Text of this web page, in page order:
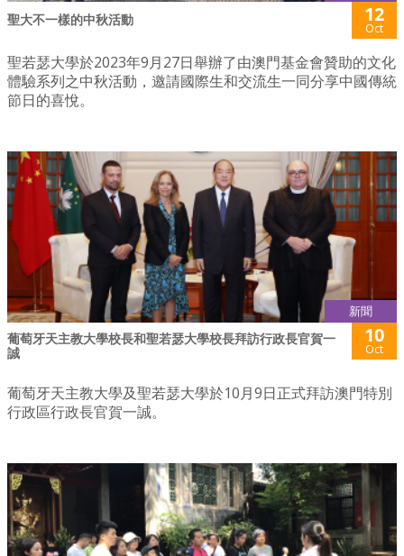
聖大不一樣的中秋活動 12
Oct
聖若瑟大學於2023年9月27日舉辦了由澳門基金會贊助的文化
體驗系列之中秋活動，邀請國際生和交流生一同分享中國傳統
節日的喜悅。
新聞
葡萄牙天主教大學校長和聖若瑟大學校長拜訪行政長官賀一
誠
10
Oct
葡萄牙天主教大學及聖若瑟大學於10月9日正式拜訪澳門特別
行政區行政長官賀一誠。